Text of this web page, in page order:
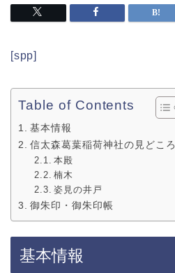
[spp]
Table of Contents
基本情報
信太森葛葉稲荷神社の見どころ
本殿
楠木
姿見の井戸
御朱印・御朱印帳
基本情報